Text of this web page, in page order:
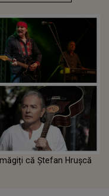
că Ștefan Hrușcă